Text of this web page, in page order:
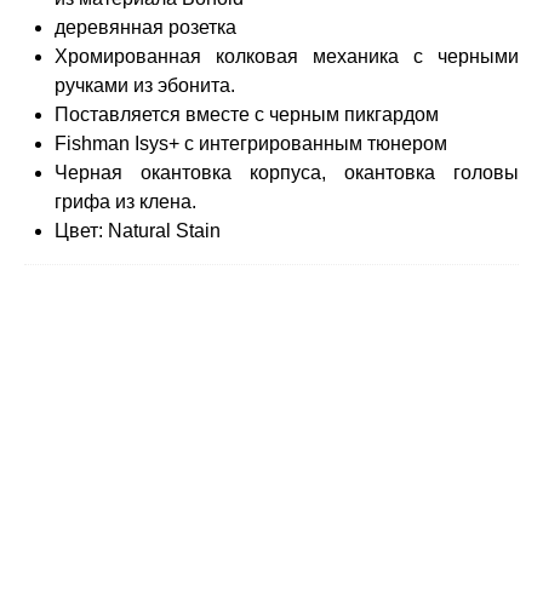
деревянная розетка
Хромированная колковая механика с черными
ручками из эбонита.
Поставляется вместе с черным пикгардом
Fishman Isys+ с интегрированным тюнером
Черная окантовка корпуса, окантовка головы
грифа из клена.
Цвет: Natural Stain